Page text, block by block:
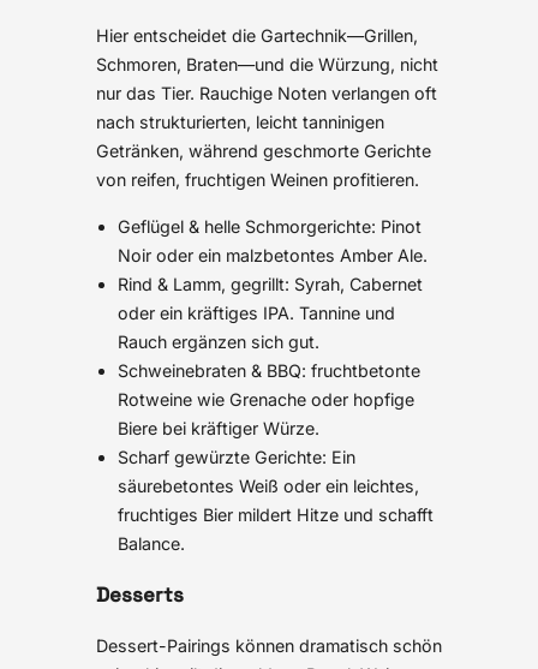
Hier entscheidet die Gartechnik—Grillen,
Schmoren, Braten—und die Würzung, nicht
nur das Tier. Rauchige Noten verlangen oft
nach strukturierten, leicht tanninigen
Getränken, während geschmorte Gerichte
von reifen, fruchtigen Weinen profitieren.
Geflügel & helle Schmorgerichte: Pinot
Noir oder ein malzbetontes Amber Ale.
Rind & Lamm, gegrillt: Syrah, Cabernet
oder ein kräftiges IPA. Tannine und
Rauch ergänzen sich gut.
Schweinebraten & BBQ: fruchtbetonte
Rotweine wie Grenache oder hopfige
Biere bei kräftiger Würze.
Scharf gewürzte Gerichte: Ein
säurebetontes Weiß oder ein leichtes,
fruchtiges Bier mildert Hitze und schafft
Balance.
Desserts
Dessert-Pairings können dramatisch schön